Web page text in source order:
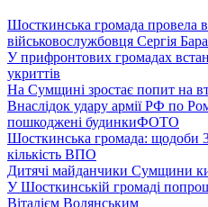
Шосткинська громада провела
військовослужбовця Сергія
У прифронтових громадах
укриттів
На Сумщині зростає попит на
Внаслідок удару армії РФ по
пошкоджені будинкиФОТО
Шосткинська громада: щодоби
кількість ВПО
Дитячі майданчики Сумщини
У Шосткинській громаді
Віталієм Волянським